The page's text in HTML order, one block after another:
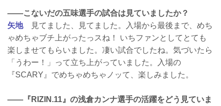
——こないだの五味選手の試合は見ていましたか？
矢地見てました、見てました。入場から最後まで、めち
ゃめちゃブチ上がったっスね！ いちファンとしてとても
楽しませてもらいました。凄い試合でしたね。気づいたら
「うわー！」って立ち上がっていました。入場の
『SCARY』でめちゃめちゃノッて、楽しみました。
——『RIZIN.11』の浅倉カンナ選手の活躍をどう見ていま